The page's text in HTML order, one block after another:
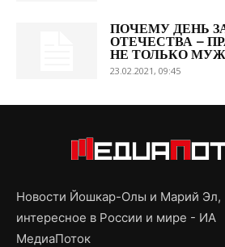
ПОЧЕМУ ДЕНЬ
ОТЕЧЕСТВА –
НЕ ТОЛЬКО
23.02.2021, 09:45
Новости Йошкар-Олы и Марий Эл,
интересное в России и мире - ИА
МедиаПоток